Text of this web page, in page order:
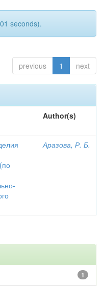
seconds).
previous 1 next
Author(s)
Аразова, Р. Б.
1